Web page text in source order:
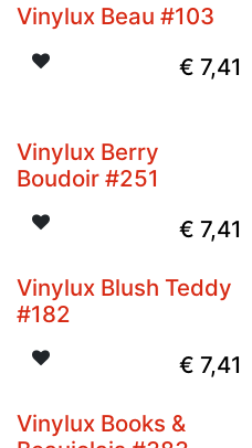
Vinylux Beau #103
€ 7,41
Vinylux Berry
Boudoir #251
€ 7,41
Vinylux Blush Teddy
#182
€ 7,41
Vinylux Books &